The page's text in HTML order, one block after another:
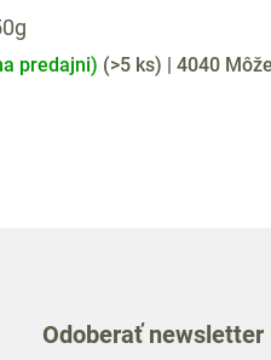
predajni) (>5 ks) | 4040
Odoberať newsletter